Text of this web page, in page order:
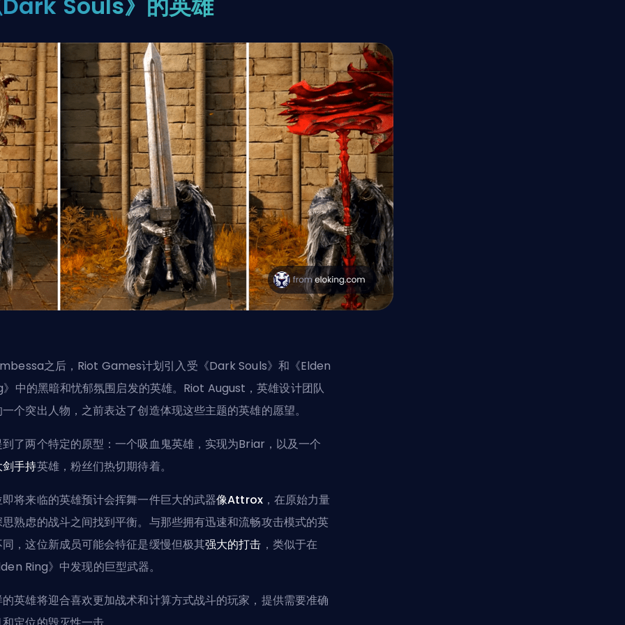
之后，Riot Games计划引入受《Dark Souls》和《Elden
中的黑暗和忧郁氛围启发的英雄。 Riot August ，英雄设计团队
个突出人物，之前表达了创造体现这些主题的英雄的愿望。
了两个特定的原型：一个吸血鬼英雄，实现为Briar ，以及一个
手持英雄，粉丝们热切期待着。
将来临的英雄预计会挥舞一件巨大的武器像Attrox，在原始力量
熟虑的战斗之间找到平衡。与那些拥有迅速和流畅攻击模式的英
，这位新成员可能会特征是缓慢但极其强大的打击 ，类似于在
Ring》中发现的巨型武器。
英雄将迎合喜欢更加战术和计算方式战斗的玩家，提供需要准确